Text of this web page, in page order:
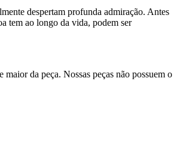
despertam profunda admiração. Antes
tem ao longo da vida, podem ser
da peça. Nossas peças não possuem o